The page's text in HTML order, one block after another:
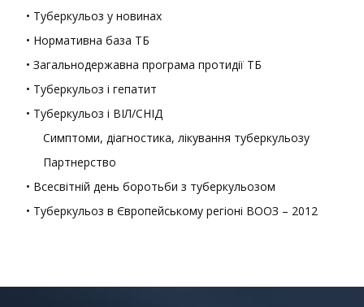
• Туберкульоз у новинах
• Нормативна база ТБ
• Загальнодержавна програма протидії ТБ
• Туберкульоз і гепатит
• Туберкульоз і ВІЛ/СНІД
Симптоми, діагностика, лікування туберкульозу
Партнерство
• Всесвітній день боротьби з туберкульозом
• Туберкульоз в Європейському регіоні ВООЗ – 2012